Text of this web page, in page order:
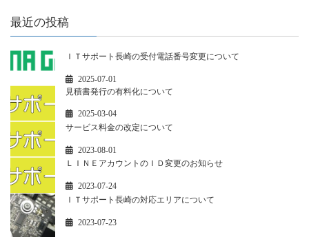
最近の投稿
ＩＴサポート長崎の受付電話番号変更について
2025-07-01
見積書発行の有料化について
2025-03-04
サービス料金の改定について
2023-08-01
ＬＩＮＥアカウントのＩＤ変更のお知らせ
2023-07-24
ＩＴサポート長崎の対応エリアについて
2023-07-23